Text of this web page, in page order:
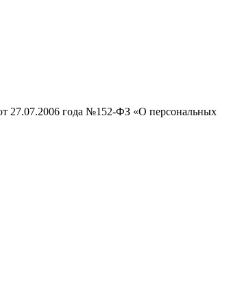
27.07.2006 года №152-ФЗ «О персональных